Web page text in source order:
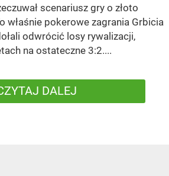
scenariusz gry o złoto
właśnie pokerowe zagrania Grbicia
odwrócić losy rywalizacji,
na ostateczne 3:2....
DALEJ